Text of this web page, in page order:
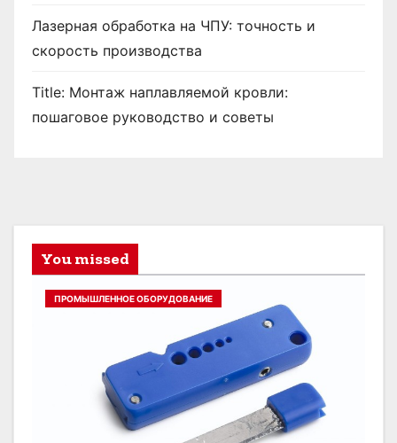
Лазерная обработка на ЧПУ: точность и
скорость производства
Title: Монтаж наплавляемой кровли:
пошаговое руководство и советы
You missed
ПРОМЫШЛЕННОЕ ОБОРУДОВАНИЕ